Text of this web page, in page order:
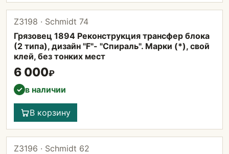
Z3198 · Schmidt 74
Грязовец 1894 Реконструкция трансфер блока
(2 типа), дизайн "F"- "Спираль". Марки (*), свой
клей, без тонких мест
6 000₽
✓ в наличии
В корзину
Z3196 · Schmidt 62